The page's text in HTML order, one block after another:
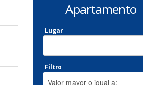
Apartamento
Lugar
Filtro